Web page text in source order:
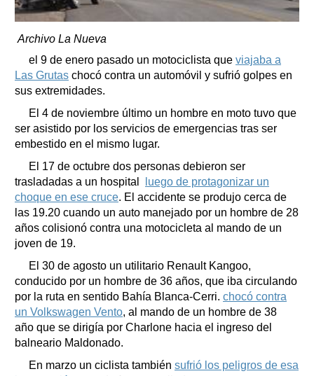
Archivo La Nueva
el 9 de enero pasado un motociclista que viajaba a
Las Grutas chocó contra un automóvil y sufrió golpes en
sus extremidades.
El 4 de noviembre último un hombre en moto tuvo que
ser asistido por los servicios de emergencias tras ser
embestido en el mismo lugar.
El 17 de octubre dos personas debieron ser
trasladadas a un hospital
luego de protagonizar un
choque en ese cruce. El accidente se produjo cerca de
las 19.20 cuando un auto manejado por un hombre de 28
años colisionó contra una motocicleta al mando de un
joven de 19.
El 30 de agosto un utilitario Renault Kangoo,
conducido por un hombre de 36 años, que iba circulando
por la ruta en sentido Bahía Blanca-Cerri. chocó contra
un Volkswagen Vento, al mando de un hombre de 38
año que se dirigía por Charlone hacia el ingreso del
balneario Maldonado.
En marzo un ciclista también sufrió los peligros de esa